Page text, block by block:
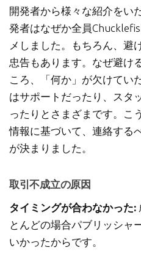
開発者から様々な紹介をい
発者はなぜか全員
メしました。もちろん、避
忠告もあります。なぜ避け
ころ、「何か」が欠けてい
はサポートだったり、スタ
ったりとさまざまです。こ
情報に基づいて、連絡する
が決まりました。
取引不成立の原因
タイミングが合わなかった:
とんどの場合パブリッシャ
いかったからです。